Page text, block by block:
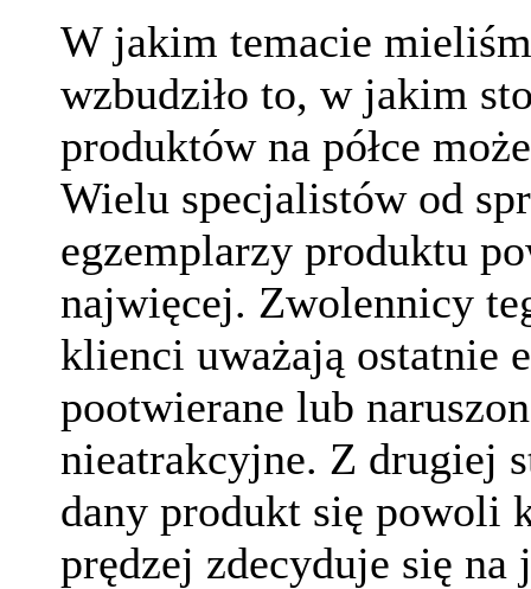
W jakim temacie
wzbudziło to, w jakim
produktów na półce
Wielu specjalistów od
egzemplarzy produktu
najwięcej. Zwolennicy
klienci uważają ostatnie
pootwierane lub
nieatrakcyjne. Z drugiej
dany produkt się powoli
prędzej zdecyduje się na